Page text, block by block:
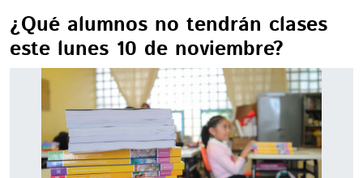
¿Qué alumnos no tendrán clases
este lunes 10 de noviembre?